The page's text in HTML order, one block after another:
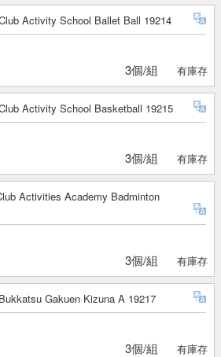
Activity School Ballet Ball 19214
3個/組 有庫存
Activity School Basketball 19215
3個/組 有庫存
Activities Academy Badminton
3個/組 有庫存
Gakuen Kizuna A 19217
3個/組 有庫存